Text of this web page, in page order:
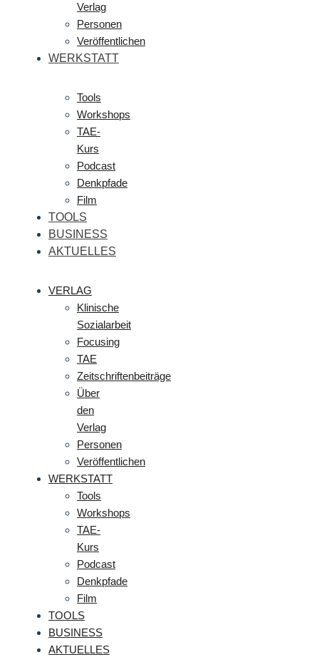
Verlag
Personen
Veröffentlichen
WERKSTATT
Tools
Workshops
TAE-
Kurs
Podcast
Denkpfade
Film
TOOLS
BUSINESS
AKTUELLES
VERLAG
Klinische
Sozialarbeit
Focusing
TAE
Zeitschriftenbeiträge
Über
den
Verlag
Personen
Veröffentlichen
WERKSTATT
Tools
Workshops
TAE-
Kurs
Podcast
Denkpfade
Film
TOOLS
BUSINESS
AKTUELLES